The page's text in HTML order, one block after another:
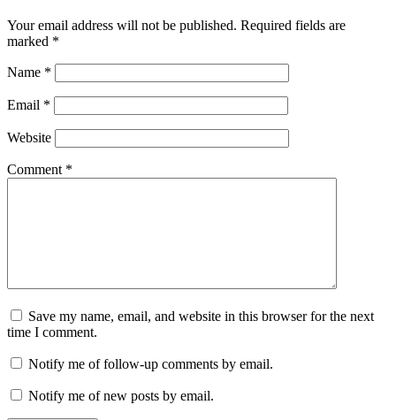
Your email address will not be published. Required fields are
marked *
Name *
Email *
Website
Comment *
Save my name, email, and website in this browser for the next
time I comment.
Notify me of follow-up comments by email.
Notify me of new posts by email.